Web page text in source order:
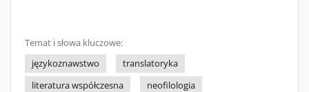
Temat i słowa kluczowe:
językoznawstwo
translatoryka
literatura współczesna
neofilologia